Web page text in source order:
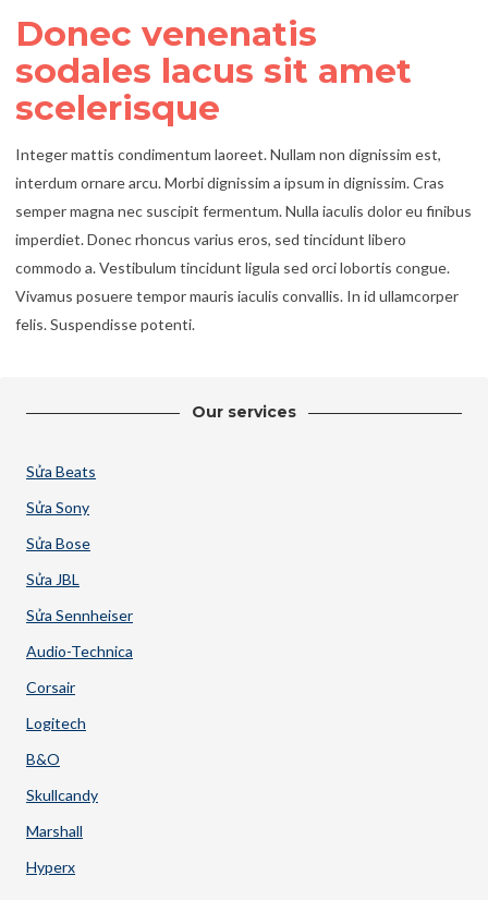
Donec venenatis
sodales lacus sit amet
scelerisque
Integer mattis condimentum laoreet. Nullam non dignissim est,
interdum ornare arcu. Morbi dignissim a ipsum in dignissim. Cras
semper magna nec suscipit fermentum. Nulla iaculis dolor eu finibus
imperdiet. Donec rhoncus varius eros, sed tincidunt libero
commodo a. Vestibulum tincidunt ligula sed orci lobortis congue.
Vivamus posuere tempor mauris iaculis convallis. In id ullamcorper
felis. Suspendisse potenti.
Our services
Sửa Beats
Sửa Sony
Sửa Bose
Sửa JBL
Sửa Sennheiser
Audio-Technica
Corsair
Logitech
B&O
Skullcandy
Marshall
Hyperx